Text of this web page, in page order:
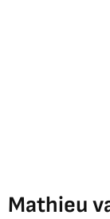
Mathieu